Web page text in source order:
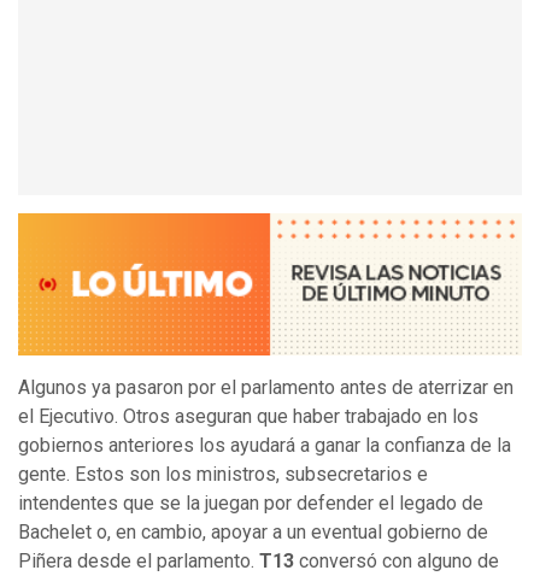
Algunos ya pasaron por el parlamento antes de aterrizar en
el Ejecutivo. Otros aseguran que haber trabajado en los
gobiernos anteriores los ayudará a ganar la confianza de la
gente. Estos son los ministros, subsecretarios e
intendentes que se la juegan por defender el legado de
Bachelet o, en cambio, apoyar a un eventual gobierno de
Piñera desde el parlamento. T13 conversó con alguno de